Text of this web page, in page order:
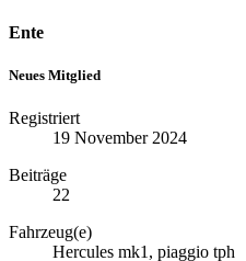
Ente
Neues Mitglied
Registriert
19 November 2024
Beiträge
22
Fahrzeug(e)
Hercules mk1, piaggio tph